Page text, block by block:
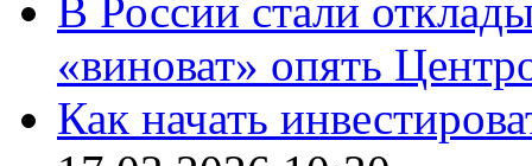
В России стали
«виноват» опять
Как начать